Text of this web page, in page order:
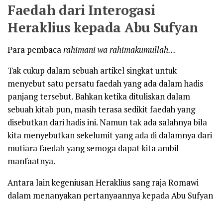
Faedah dari Interogasi
Heraklius kepada Abu Sufyan
Para pembacarahimani wa rahimakumullah…
Tak cukup dalam sebuah artikel singkat untuk
menyebut satu persatu faedah yang ada dalam hadis
panjang tersebut. Bahkan ketika dituliskan dalam
sebuah kitab pun, masih terasa sedikit faedah yang
disebutkan dari hadis ini. Namun tak ada salahnya bila
kita menyebutkan sekelumit yang ada di dalamnya dari
mutiara faedah yang semoga dapat kita ambil
manfaatnya.
Antara lain kegeniusan Heraklius sang raja Romawi
dalam menanyakan pertanyaannya kepada Abu Sufyan